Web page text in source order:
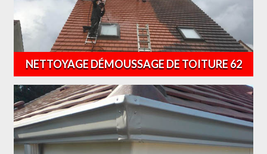
NETTOYAGE DÉMOUSSAGE DE TOITURE 62